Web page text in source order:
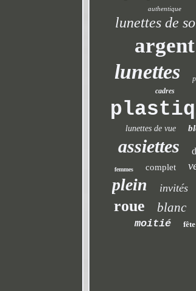
authentique
lunettes de
argent
lunettes
cadres
lunettes de vue
assiettes
femmes complet
plein invités
roue blanc
moitié fête